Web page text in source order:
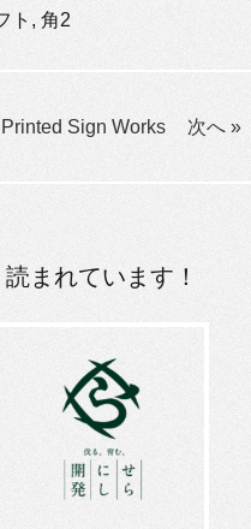
ト, 角2
Printed Sign Works 次へ »
まれています！